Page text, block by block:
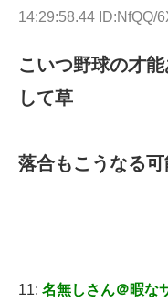
14:29:58.44 ID:NfQQ/
こいつ野球の才
して草
落合もこうなる
11: 名無しさん＠暇な